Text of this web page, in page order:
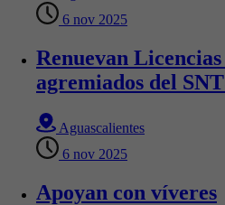
6 nov 2025
Renuevan
agremiados del
Aguascalientes
6 nov 2025
Apoyan con víveres